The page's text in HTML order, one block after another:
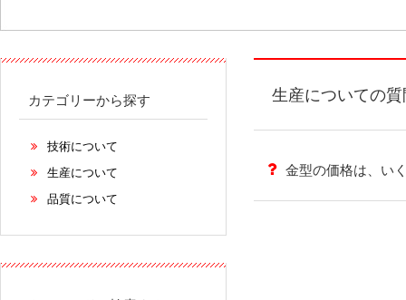
生産についての
金型の価格は、い
カテゴリーから探す
技術について
生産について
品質について